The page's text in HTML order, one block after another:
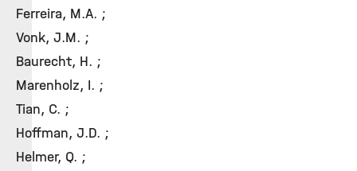
Ferreira, M.A. ;
Vonk, J.M. ;
Baurecht, H. ;
Marenholz, I. ;
Tian, C. ;
Hoffman, J.D. ;
Helmer, Q. ;